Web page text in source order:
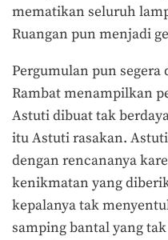
mematikan seluruh
Ruangan pun menjadi
Pergumulan pun segera
Rambat menampilkan
Astuti dibuat tak
itu Astuti rasakan.
dengan rencananya
kenikmatan yang
kepalanya tak
samping bantal yang